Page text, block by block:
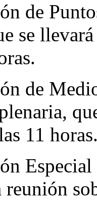
de
se
de
11
reunión